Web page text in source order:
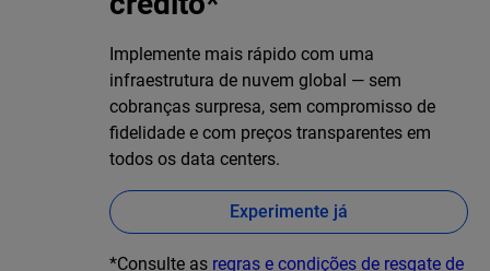
Implemente mais rápido com uma
infraestrutura de nuvem global — sem
cobranças surpresa, sem compromisso de
fidelidade e com preços transparentes em
todos os data centers.
Experimente já
*Consulte as regras e condições de resgate de